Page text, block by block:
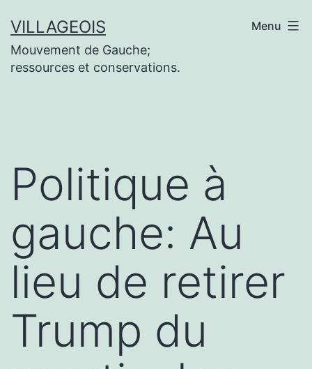
au
contenu
VILLAGEOIS
Mouvement de Gauche;
ressources et conservations.
Menu
Politique à
gauche: Au
lieu de retirer
Trump du